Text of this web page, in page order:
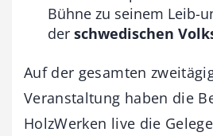
Bühne zu seinem Leib-
der schwedischen
Auf der gesamten
Veranstaltung haben die
HolzWerken live die